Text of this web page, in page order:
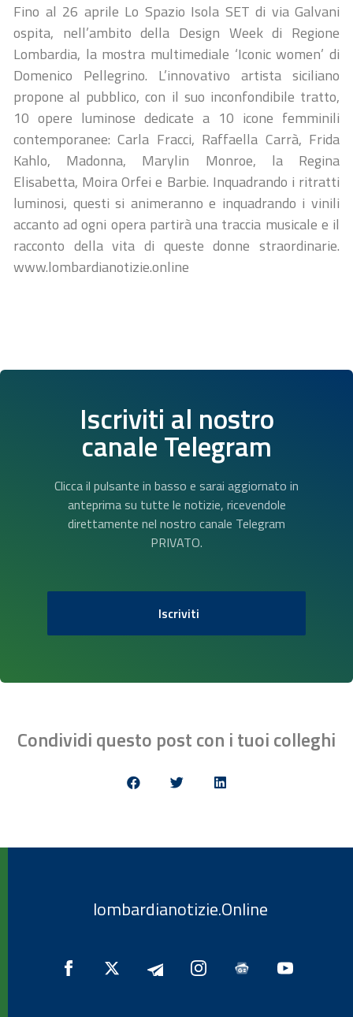
Fino al 26 aprile Lo Spazio Isola SET di via Galvani
ospita, nell’ambito della Design Week di Regione
Lombardia, la mostra multimediale ‘Iconic women’ di
Domenico Pellegrino. L’innovativo artista siciliano
propone al pubblico, con il suo inconfondibile tratto,
10 opere luminose dedicate a 10 icone femminili
contemporanee: Carla Fracci, Raffaella Carrà, Frida
Kahlo, Madonna, Marylin Monroe, la Regina
Elisabetta, Moira Orfei e Barbie. Inquadrando i ritratti
luminosi, questi si animeranno e inquadrando i vinili
accanto ad ogni opera partirà una traccia musicale e il
racconto della vita di queste donne straordinarie.
www.lombardianotizie.online
Iscriviti al nostro
canale Telegram
Clicca il pulsante in basso e sarai aggiornato in
anteprima su tutte le notizie, ricevendole
direttamente nel nostro canale Telegram
PRIVATO.
Iscriviti
Condividi questo post con i tuoi colleghi
lombardianotizie.Online